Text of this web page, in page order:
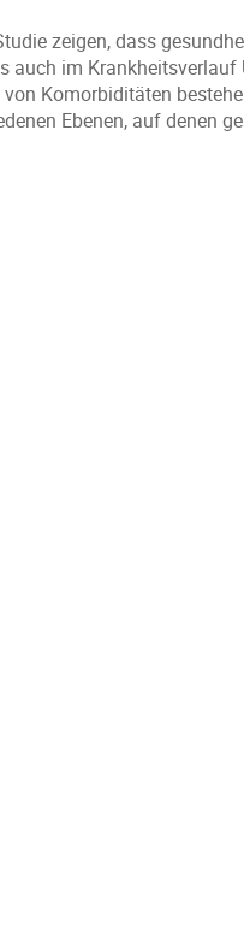
zeigen, dass
auch im
Komorbiditäten
Ebenen, auf denen